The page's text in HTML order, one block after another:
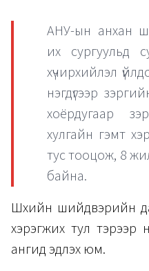
АНУ-ын анхан
их сургуульд
хүчирхийлэл
нэгдүгээр
хоёрдугаар
хулгайн гэмт
тус тооцож, 8
байна.
Шүүхийн шийдвэрийн
хэрэгжих тул
ангид эдлэх юм.